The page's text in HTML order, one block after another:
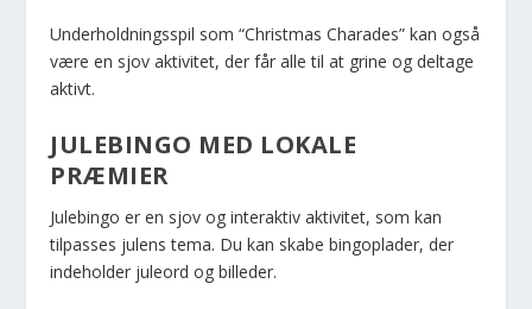
Underholdningsspil som “Christmas Charades” kan også
være en sjov aktivitet, der får alle til at grine og deltage
aktivt.
JULEBINGO MED LOKALE
PRÆMIER
Julebingo er en sjov og interaktiv aktivitet, som kan
tilpasses julens tema. Du kan skabe bingoplader, der
indeholder juleord og billeder.